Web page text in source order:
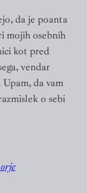
da je poanta
mojih osebnih
kot pred
vendar
da vam
o sebi